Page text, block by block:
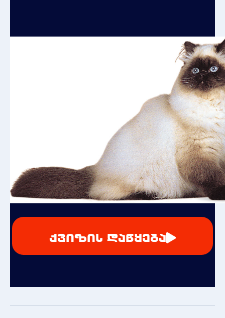
ქვიზის დაწყება